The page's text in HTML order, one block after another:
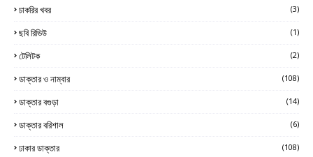
চাকরির খবর (3)
ছবি রিভিউ (1)
টেলিটক (2)
ডাক্তার ও নাম্বার (108)
ডাক্তার বগুড়া (14)
ডাক্তার বরিশাল (6)
ঢাকার ডাক্তার (108)